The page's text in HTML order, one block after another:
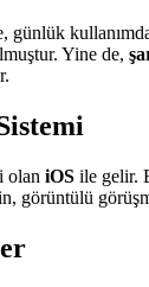
günlük
Yine de,
olan iOS ile gelir.
görüntülü